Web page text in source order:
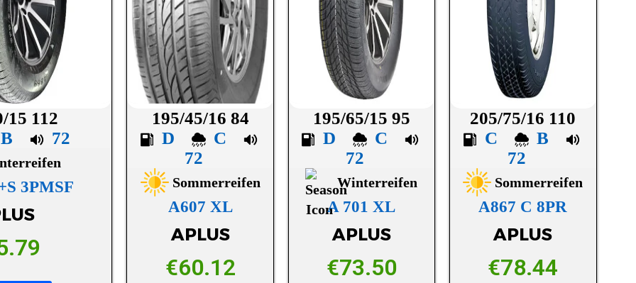
15 112
B 72
3PMSF
195/45/16 84
D
C
72
Sommerreifen
A607 XL
APLUS
€60.12
195/65/15 95
D
C
72
Winterreifen
A 701 XL
APLUS
€73.50
205/75/16 110
C
B
72
Sommerreifen
A867 C 8PR
APLUS
€78.44